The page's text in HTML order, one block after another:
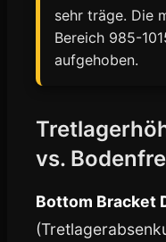
sehr träge. Die
Bereich 985-
aufgehoben.
vs.
Bottom Bracket